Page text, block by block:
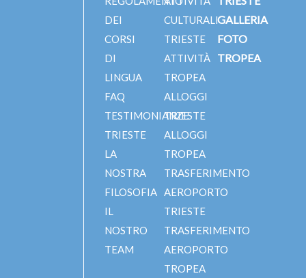
DEI
CORSI
DI
LINGUA
FAQ
TESTIMONIANZE
TRIESTE
LA
NOSTRA
FILOSOFIA
IL
NOSTRO
TEAM
CULTURALI
TRIESTE
ATTIVITÀ
TROPEA
ALLOGGI
TRIESTE
ALLOGGI
TROPEA
TRASFERIMENTO
AEROPORTO
TRIESTE
TRASFERIMENTO
AEROPORTO
TROPEA
GALLERIA
FOTO
TROPEA